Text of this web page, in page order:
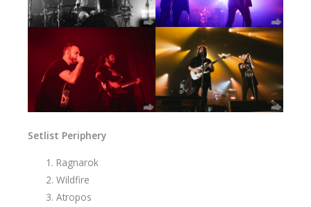
Setlist Periphery
Ragnarok
Wildfire
Atropos